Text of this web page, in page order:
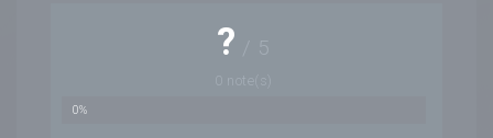
? / 5
note(s)
0%